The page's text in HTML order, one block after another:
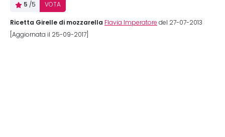
5 /5 VOTA
Ricetta Girelle di mozzarella Flavia Imperatore del 27-07-2013
[Aggiornata il 25-09-2017]